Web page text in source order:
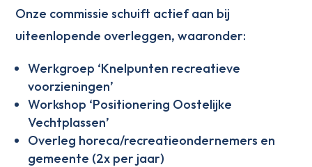
Onze commissie schuift actief aan bij
uiteenlopende overleggen, waaronder:
Werkgroep ‘Knelpunten recreatieve
voorzieningen’
Workshop ‘Positionering Oostelijke
Vechtplassen’
Overleg horeca/recreatieondernemers en
gemeente (2x per jaar)